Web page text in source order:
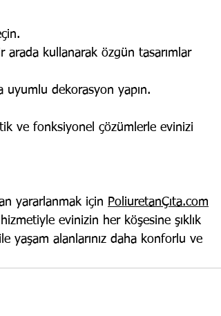
arada kullanarak özgün tasarımlar
uyumlu dekorasyon yapın.
ve fonksiyonel çözümlerle evinizi
yararlanmak için PoliuretanÇıta.com
evinizin her köşesine şıklık
yaşam alanlarınız daha konforlu ve